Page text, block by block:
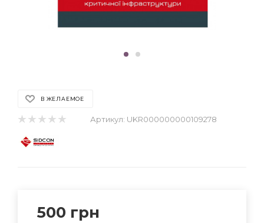
В ЖЕЛАЕМОЕ
Артикул: UKR000000000109278
500 грн